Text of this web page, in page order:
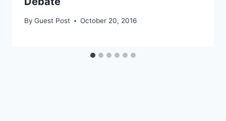
By Guest Post October 20, 2016